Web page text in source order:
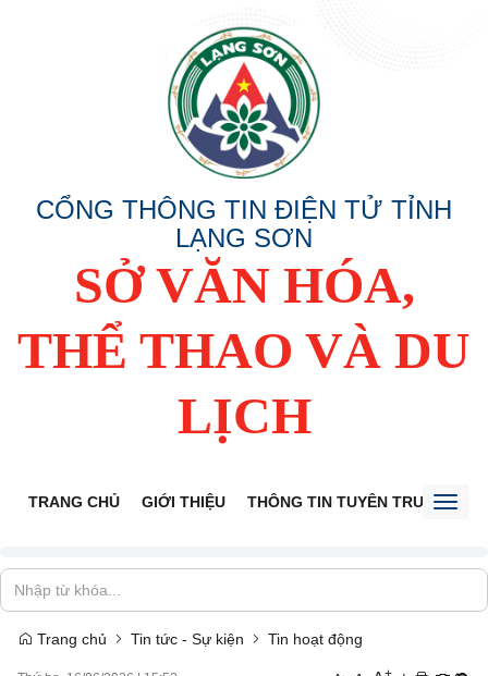
CỔNG THÔNG TIN ĐIỆN TỬ TỈNH
LẠNG SƠN
SỞ VĂN HÓA,
THỂ THAO VÀ DU
LỊCH
TRANG CHỦ GIỚI THIỆU THÔNG TIN TUYÊN TRUYỀN
Trang chủ Tin tức - Sự kiện Tin hoạt động